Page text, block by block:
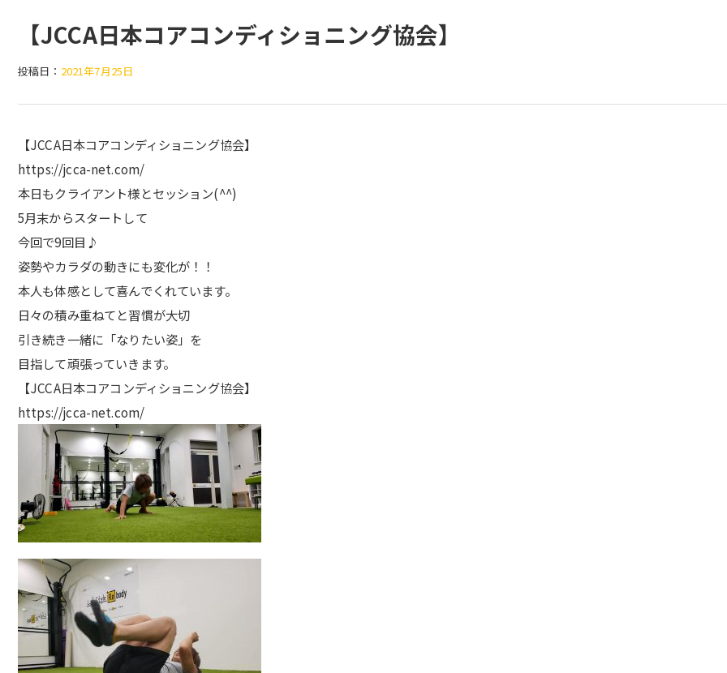
【JCCA日本コアコンディショニング協会】
投稿日： 2021年7月25日
【JCCA日本コアコンディショニング協会】
https://jcca-net.com/
本日もクライアント様とセッション(^^)
5月末からスタートして
今回で9回目♪
姿勢やカラダの動きにも変化が！！
本人も体感として喜んでくれています。
日々の積み重ねてと習慣が大切
引き続き一緒に「なりたい姿」を
目指して頑張っていきます。
【JCCA日本コアコンディショニング協会】
https://jcca-net.com/